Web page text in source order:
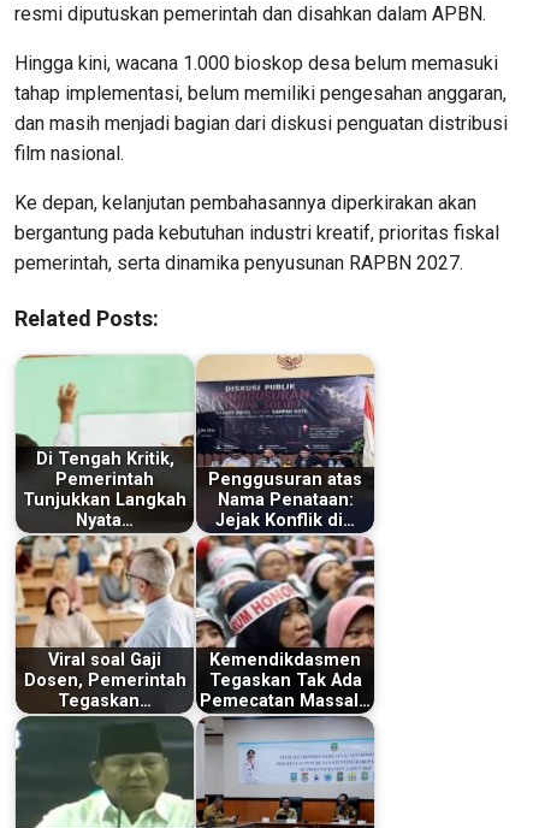
resmi diputuskan pemerintah dan disahkan dalam APBN.
Hingga kini, wacana 1.000 bioskop desa belum memasuki
tahap implementasi, belum memiliki pengesahan anggaran,
dan masih menjadi bagian dari diskusi penguatan distribusi
film nasional.
Ke depan, kelanjutan pembahasannya diperkirakan akan
bergantung pada kebutuhan industri kreatif, prioritas fiskal
pemerintah, serta dinamika penyusunan RAPBN 2027.
Related Posts:
Di Tengah Kritik,
Pemerintah
Tunjukkan Langkah
Nyata…
Penggusuran atas
Nama Penataan:
Jejak Konflik di…
Viral soal Gaji
Dosen, Pemerintah
Tegaskan…
Kemendikdasmen
Tegaskan Tak Ada
Pemecatan Massal…